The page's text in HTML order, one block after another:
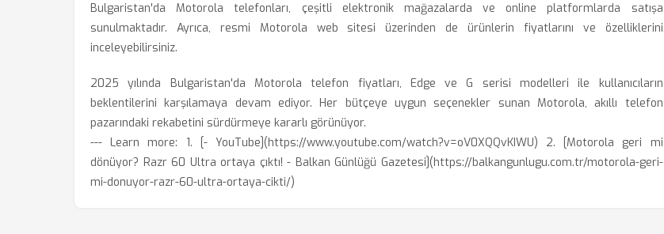
Bulgaristan'da Motorola telefonları, çeşitli elektronik mağazalarda ve online platformlarda satışa
sunulmaktadır. Ayrıca, resmi Motorola web sitesi üzerinden de ürünlerin fiyatlarını ve özelliklerini
inceleyebilirsiniz.
2025 yılında Bulgaristan'da Motorola telefon fiyatları, Edge ve G serisi modelleri ile kullanıcıların
beklentilerini karşılamaya devam ediyor. Her bütçeye uygun seçenekler sunan Motorola, akıllı telefon
pazarındaki rekabetini sürdürmeye kararlı görünüyor.
--- Learn more: 1. [- YouTube](https://www.youtube.com/watch?v=oV0XQQvKIWU) 2. [Motorola geri mi
dönüyor? Razr 60 Ultra ortaya çıktı! - Balkan Günlüğü Gazetesi](https://balkangunlugu.com.tr/motorola-geri-
mi-donuyor-razr-60-ultra-ortaya-cikti/)